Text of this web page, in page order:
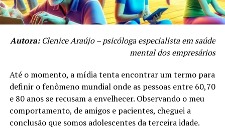
Autora:Clenice Araújo – psicóloga especialista em saúde
mental dos empresários
Até o momento, a mídia tenta encontrar um termo para
definir o fenômeno mundial onde as pessoas entre 60,70
e 80 anos se recusam a envelhecer. Observando o meu
comportamento, de amigos e pacientes, cheguei a
conclusão que somos adolescentes da terceira idade.